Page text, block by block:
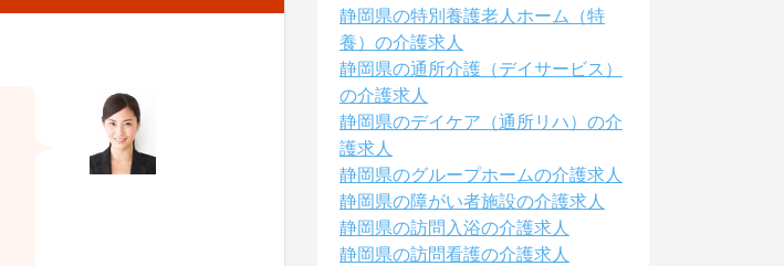
静岡県の特別養護老人ホーム（特
養）の介護求人
静岡県の通所介護（デイサービス）
の介護求人
静岡県のデイケア（通所リハ）の介
護求人
静岡県のグループホームの介護求人
静岡県の障がい者施設の介護求人
静岡県の訪問入浴の介護求人
静岡県の訪問看護の介護求人